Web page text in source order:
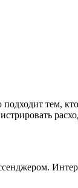
тем,